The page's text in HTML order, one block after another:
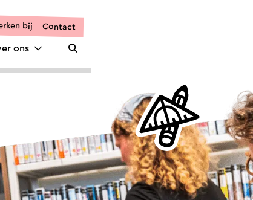
bij Contact
ons
Zoeken openen